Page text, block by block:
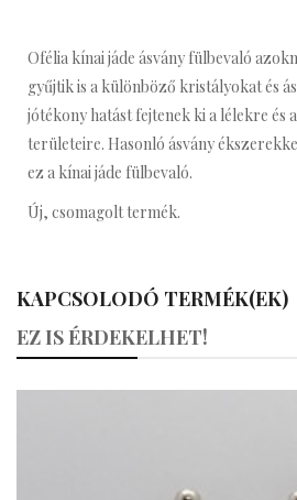
Ofélia kínai jáde ásvány fülbevaló
gyűjtik is a különböző kristályokat és
jótékony hatást fejtenek ki a lélekre és
területeire. Hasonló ásvány
ez a kínai jáde fülbevaló.
Új, csomagolt termék.
KAPCSOLODÓ TERMÉK(EK)
EZ IS ÉRDEKELHET!